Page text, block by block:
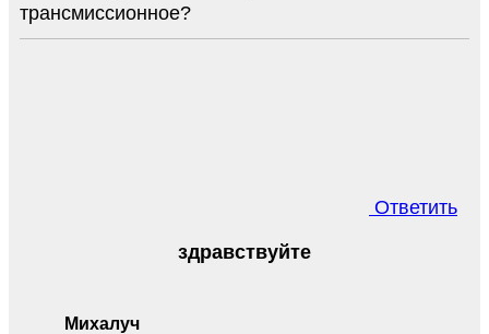
трансмиссионное?
Ответить
Михалуч
здравствуйте